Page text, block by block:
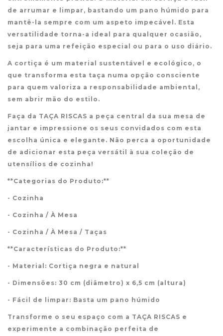
de arrumar e limpar, bastando um pano húmido para
mantê-la sempre com um aspeto impecável. Esta
versatilidade torna-a ideal para qualquer ocasião,
seja para uma refeição especial ou para o uso diário.
A cortiça é um material sustentável e ecológico, o
que transforma esta taça numa opção consciente
para quem valoriza a responsabilidade ambiental,
sem abrir mão do estilo.
Faça da TAÇA RISCAS a peça central da sua mesa de
jantar e impressione os seus convidados com esta
escolha única e elegante. Não perca a oportunidade
de adicionar esta peça versátil à sua coleção de
utensílios de cozinha!
**Categorias do Produto:**
- Cozinha
- Cozinha / À Mesa
- Cozinha / À Mesa / Taças
**Características do Produto:**
- Material: Cortiça negra e natural
- Dimensões: 30 cm (diâmetro) x 6,5 cm (altura)
- Fácil de limpar: Basta um pano húmido
Transforme o seu espaço com a TAÇA RISCAS e
experimente a combinação perfeita de